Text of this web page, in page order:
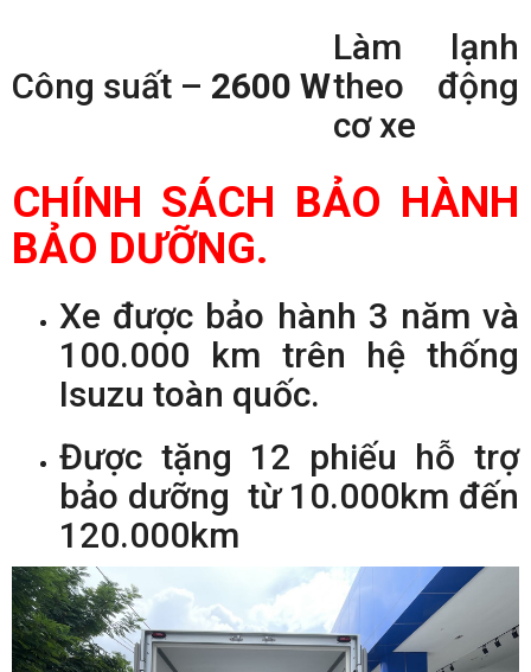
Công suất – 2600 W
Làm lạnh
theo động
cơ xe
CHÍNH SÁCH BẢO HÀNH
BẢO DƯỠNG.
Xe được bảo hành 3 năm và
100.000 km trên hệ thống
Isuzu toàn quốc.
Được tặng 12 phiếu hỗ trợ
bảo dưỡng từ 10.000km đến
120.000km